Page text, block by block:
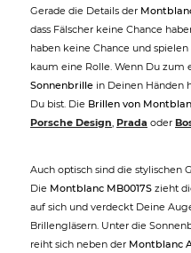
Gerade die Details der
dass Fälscher keine Chance
haben keine Chance und
kaum eine Rolle. Wenn Du zum
Sonnenbrille in Deinen Händen
Du bist. Die Brillen von
Porsche Design, Prada oder
Auch optisch sind die stylischen
Die Montblanc MB0017S zieht
auf sich und verdeckt Deine
Brillengläsern. Unter die
reiht sich neben der Montblanc